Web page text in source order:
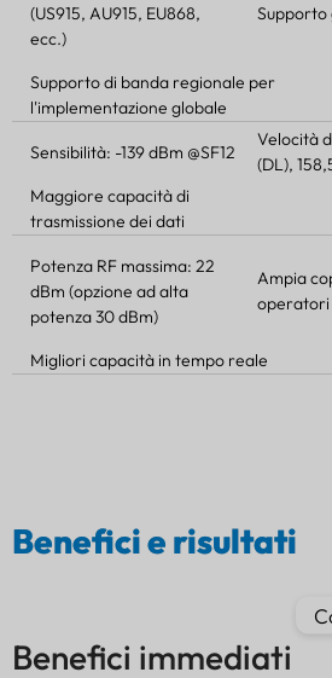
(US915, AU915, EU868,
ecc.)
Supporto
Supporto di banda regionale per
l'implementazione globale
Sensibilità: -139 dBm @SF12
Velocità
(DL),
Maggiore capacità di
trasmissione dei dati
Potenza RF massima: 22
dBm (opzione ad alta
potenza 30 dBm)
Ampia
operatori
Migliori capacità in tempo reale
Benefici e risultati
Benefici immediati